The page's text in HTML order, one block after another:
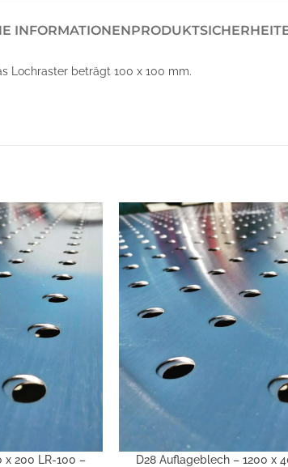
INFORMATIONENPRODUKTSICHERHEIT
Lochraster beträgt 100 x 100 mm.
x 200 LR-100 –
IN DEN WARENKORB
D28 Auflageblech – 1200 x